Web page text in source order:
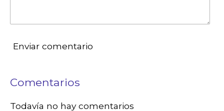
Enviar comentario
Comentarios
Todavía no hay comentarios